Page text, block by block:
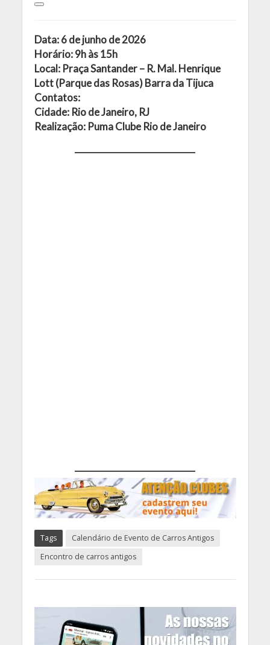
Data: 6 de junho de 2026
Horário: 9h às 15h
Local: Praça Santander – R. Mal. Henrique
Lott (Parque das Rosas) Barra da Tijuca
Contatos:
Cidade: Rio de Janeiro, RJ
Realização: Puma Clube Rio de Janeiro
Tags
Calendário de Evento de Carros Antigos
Encontro de carros antigos